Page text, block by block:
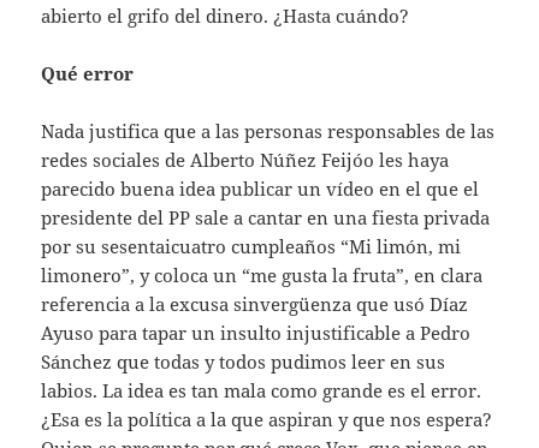
abierto el grifo del dinero. ¿Hasta cuándo?
Qué error
Nada justifica que a las personas responsables de las
redes sociales de Alberto Núñez Feijóo les haya
parecido buena idea publicar un vídeo en el que el
presidente del PP sale a cantar en una fiesta privada
por su sesentaicuatro cumpleaños “Mi limón, mi
limonero”, y coloca un “me gusta la fruta”, en clara
referencia a la excusa sinvergüenza que usó Díaz
Ayuso para tapar un insulto injustificable a Pedro
Sánchez que todas y todos pudimos leer en sus
labios. La idea es tan mala como grande es el error.
¿Esa es la política a la que aspiran y que nos espera?